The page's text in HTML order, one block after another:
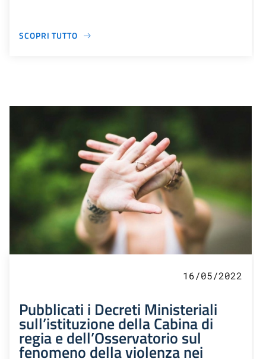
SCOPRI TUTTO
16/05/2022
Pubblicati i Decreti Ministeriali
sull’istituzione della Cabina di
regia e dell’Osservatorio sul
fenomeno della violenza nei